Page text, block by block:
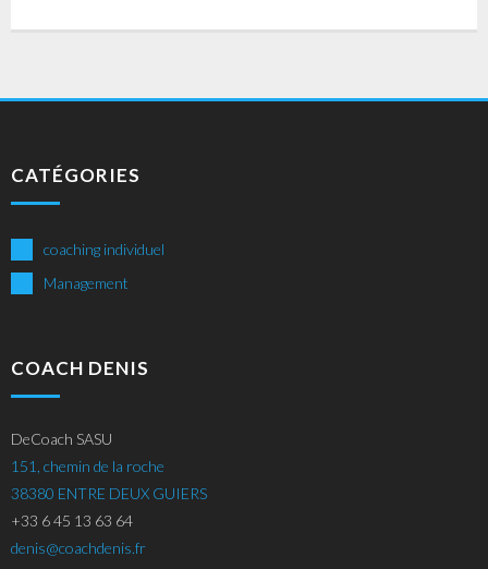
CATÉGORIES
coaching individuel
Management
COACH DENIS
DeCoach SASU
151, chemin de la roche
38380 ENTRE DEUX GUIERS
+33 6 45 13 63 64
denis@coachdenis.fr